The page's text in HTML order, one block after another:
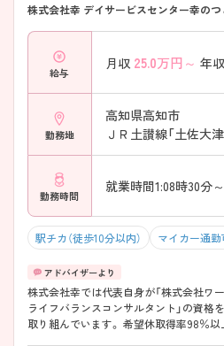
株式会社幸 デイサービスセンター幸の
給与
月収 25.0万円～ 年収
勤務地
高知県高知市
ＪＲ土讃線「土佐大
勤務時間
就業時間1:08時30分～
駅チカ（徒歩10分以内） マイカー通勤
株式会社幸では代表自身が「株式会社ワ
ライフバランスコンサルタント」の資格
取り組んでいます。 希望休取得率98％以